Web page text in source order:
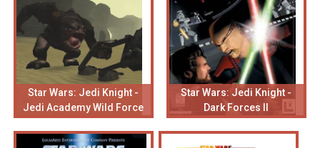
Star Wars: Jedi Knight -
Jedi Academy Wild Force
Star Wars: Jedi Knight -
Dark Forces II